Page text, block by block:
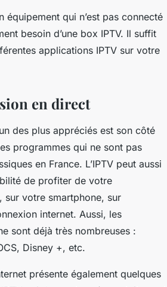
équipement qui n’est pas connecté
besoin d’une box IPTV. Il suffit
applications IPTV sur votre
en direct
des plus appréciés est son côté
programmes qui ne sont pas
en France. L’IPTV peut aussi
de profiter de votre
sur votre smartphone, sur
internet. Aussi, les
sont déjà très nombreuses :
Disney +, etc.
présente également quelques